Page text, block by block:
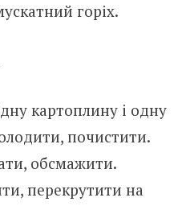
горіх.
картоплину і одну
почистити.
обсмажити.
перекрутити на